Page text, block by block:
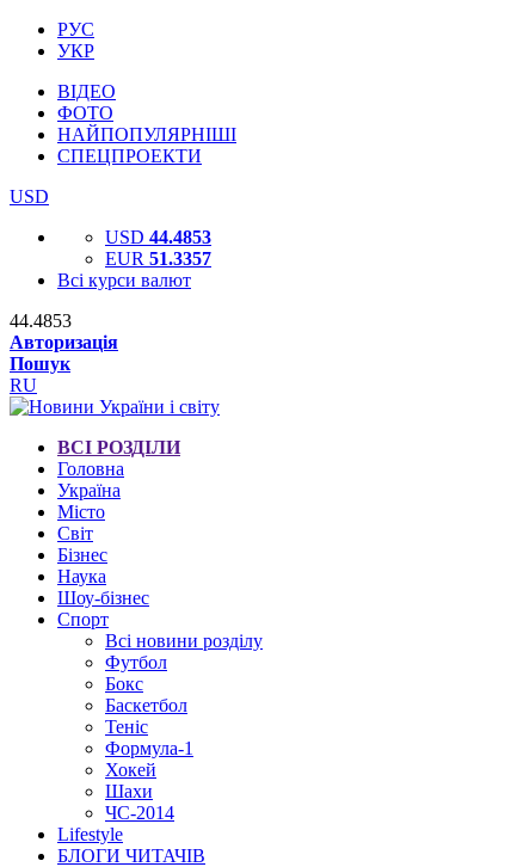
РУС
УКР
ВІДЕО
ФОТО
НАЙПОПУЛЯРНІШІ
СПЕЦПРОЕКТИ
USD
USD 44.4853
EUR 51.3357
Всі курси валют
44.4853
Авторизація
Пошук
RU
ВСІ РОЗДІЛИ
Головна
Україна
Місто
Світ
Бізнес
Наука
Шоу-бізнес
Спорт
Всі новини розділу
Футбол
Бокс
Баскетбол
Теніс
Формула-1
Хокей
Шахи
ЧС-2014
Lifestyle
БЛОГИ ЧИТАЧІВ